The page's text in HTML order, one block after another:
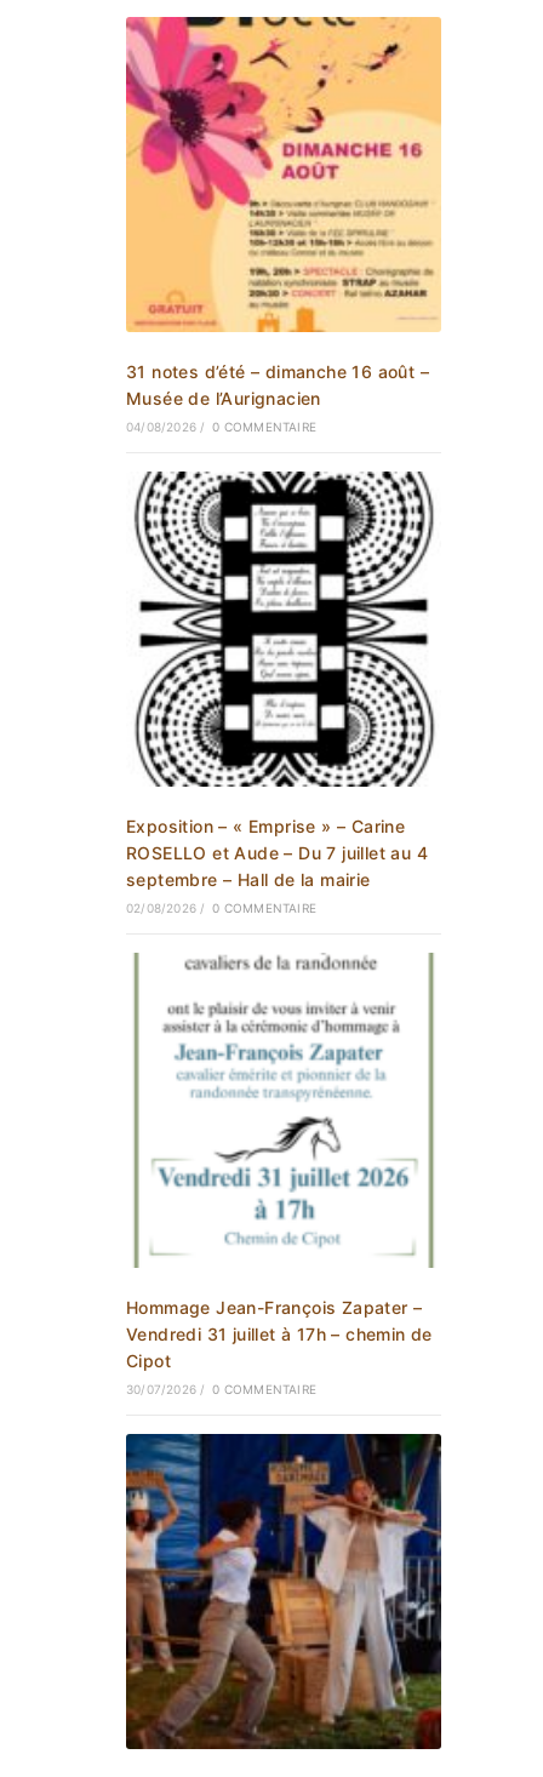
31 notes d’été – dimanche 16 août –
Musée de l’Aurignacien
04/08/2026 / 0 COMMENTAIRE
Exposition – « Emprise » – Carine
ROSELLO et Aude – Du 7 juillet au 4
septembre – Hall de la mairie
02/08/2026 / 0 COMMENTAIRE
Hommage Jean-François Zapater –
Vendredi 31 juillet à 17h – chemin de
Cipot
30/07/2026 / 0 COMMENTAIRE